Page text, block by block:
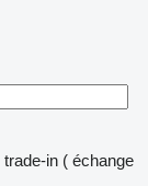
trade-in ( échange